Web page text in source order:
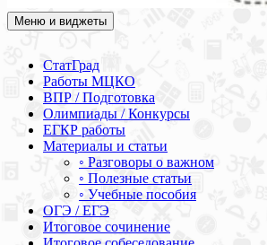
Академия СОВА
Подготовка к ЕГЭ, ОГЭ, ВПР, МЦКО,
Меню и виджеты
СтатГрад
Работы МЦКО
ВПР / Подготовка
Олимпиады / Конкурсы
ЕГКР работы
Материалы и статьи
◦ Разговоры о важном
◦ Полезные статьи
◦ Учебные пособия
ОГЭ / ЕГЭ
Итоговое сочинение